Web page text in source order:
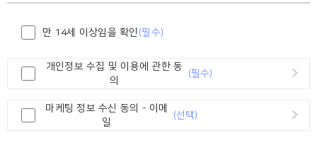
만 14세 이상임을 확인 (필수)
개인정보 수집 및 이용에 관한 동
의
(필수)
마케팅 정보 수신 동의 - 이메
일
(선택)